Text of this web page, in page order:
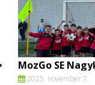
MozGo SE
2025. november 7.